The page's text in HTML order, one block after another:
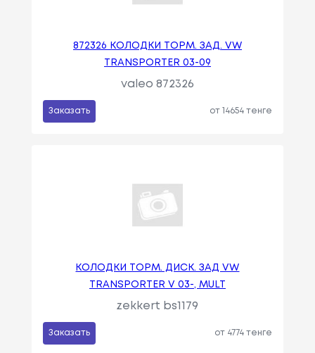
872326 КОЛОДКИ ТОРМ. ЗАД. VW
TRANSPORTER 03-09
valeo 872326
Заказать от 14654 тенге
КОЛОДКИ ТОРМ. ДИСК. ЗАД VW
TRANSPORTER V 03-, MULT
zekkert bs1179
Заказать от 4774 тенге